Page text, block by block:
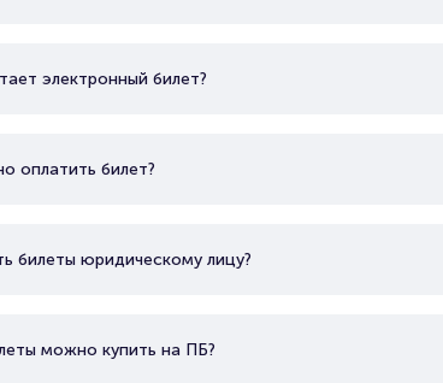
электронный билет?
оплатить билет?
билеты юридическому лицу?
можно купить на ПБ?